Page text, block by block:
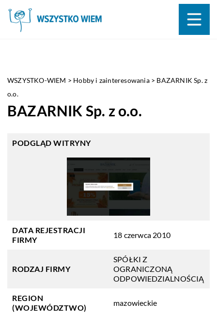
WSZYSTKO-WIEM > Hobby i zainteresowania> BAZARNIK Sp. z
o.o.
BAZARNIK Sp. z o.o.
PODGLĄD WITRYNY
DATA REJESTRACJI
FIRMY
18 czerwca 2010
RODZAJ FIRMY
SPÓŁKI Z
OGRANICZONĄ
ODPOWIEDZIALNOŚCIĄ
REGION
(WOJEWÓDZTWO)
mazowieckie